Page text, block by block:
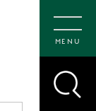
MENU